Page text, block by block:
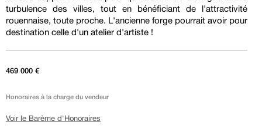
turbulence des villes, tout en bénéficiant de l'attractivité
rouennaise, toute proche. L'ancienne forge pourrait avoir pour
destination celle d'un atelier d'artiste !
469 000 €
Honoraires à la charge du vendeur
Voir le Barème d'Honoraires